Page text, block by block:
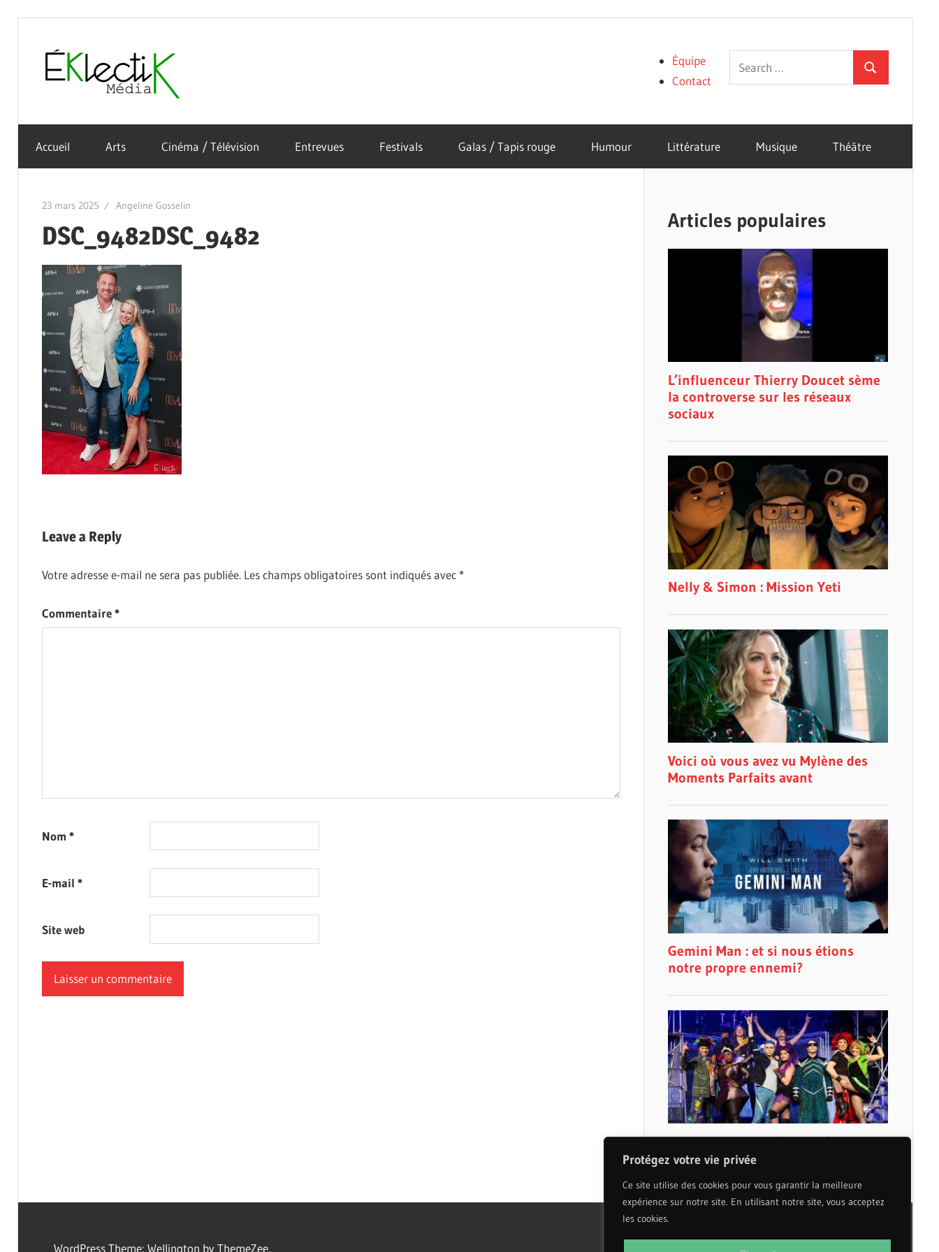
Protégez votre vie privée
Ce site utilise des cookies pour vous garantir la meilleure
expérience sur notre site. En utilisant notre site, vous acceptez
les cookies.
content
Média
culture
sous
toutes
formes
Search
for:
Search
Équipe
Contact
Accueil Arts Cinéma / Télévision Entrevues Festivals Galas / Tapis rouge Humour Littérature Musique Théâtre
23 mars 2025 Angeline Gosselin
DSC_9482DSC_9482
Leave a Reply
Votre adresse e-mail ne sera pas publiée. Les champs obligatoires sont indiqués avec *
Commentaire*
Nom *
E-mail *
Site web
Articles populaires
WordPress Theme: Wellington by ThemeZee.